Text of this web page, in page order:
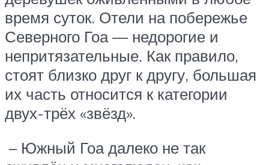
время суток. Отели на побережье
Северного Гоа — недорогие и
непритязательные. Как правило,
стоят близко друг к другу, большая
их часть относится к категории
двух-трёх «звёзд».
– Южный Гоа далеко не так